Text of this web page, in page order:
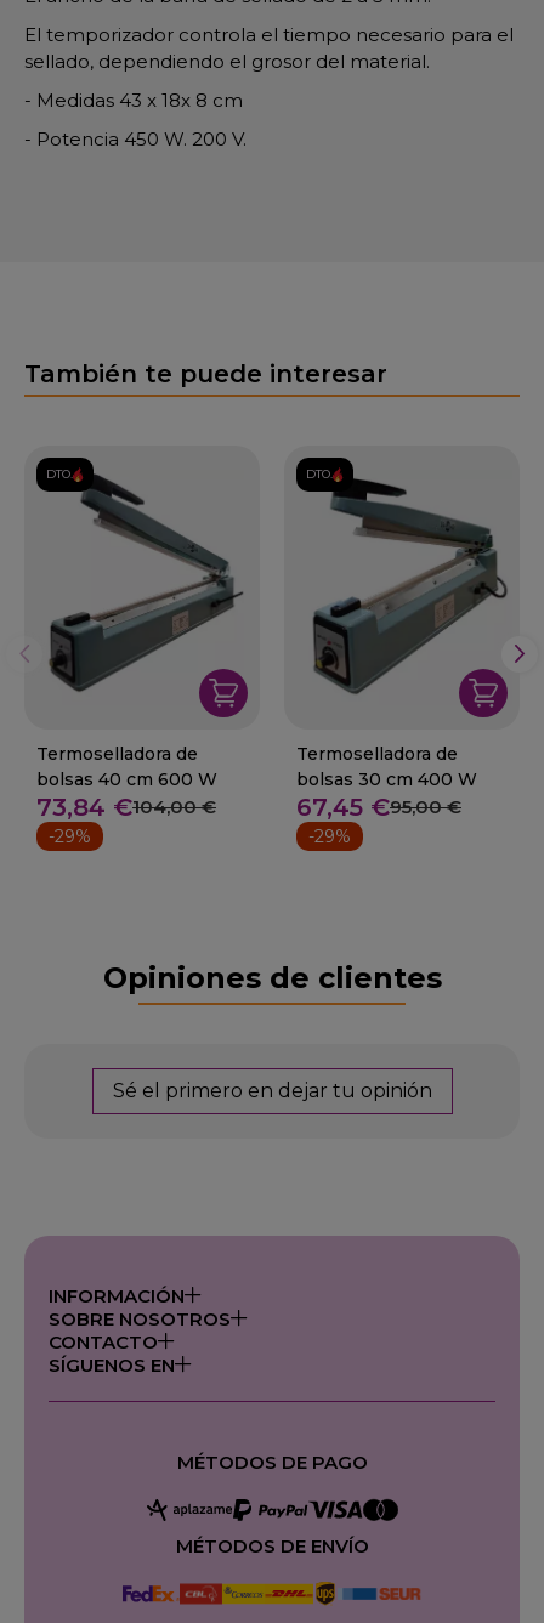
El temporizador controla el tiempo necesario para el
sellado, dependiendo el grosor del material.
- Medidas 43 x 18x 8 cm
- Potencia 450 W. 200 V.
También te puede interesar
DTO.
Termoselladora de
bolsas 40 cm 600 W
73,84 €104,00 €
-29%
DTO.
Termoselladora de
bolsas 30 cm 400 W
67,45 €95,00 €
-29%
Opiniones de clientes
Sé el primero en dejar tu opinión
INFORMACIÓN
SOBRE NOSOTROS
CONTACTO
SÍGUENOS EN
MÉTODOS DE PAGO
MÉTODOS DE ENVÍO